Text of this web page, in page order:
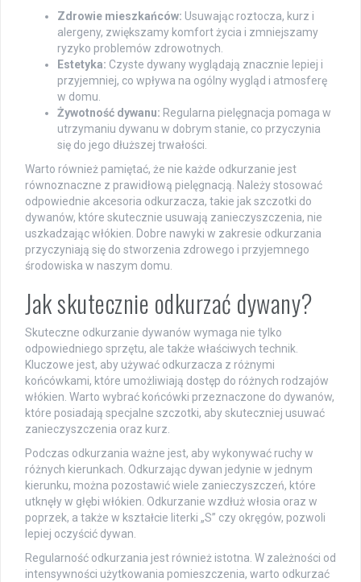
Zdrowie mieszkańców: Usuwając roztocza, kurz i
alergeny, zwiększamy komfort życia i zmniejszamy
ryzyko problemów zdrowotnych.
Estetyka: Czyste dywany wyglądają znacznie lepiej i
przyjemniej, co wpływa na ogólny wygląd i atmosferę
w domu.
Żywotność dywanu: Regularna pielęgnacja pomaga w
utrzymaniu dywanu w dobrym stanie, co przyczynia
się do jego dłuższej trwałości.
Warto również pamiętać, że nie każde odkurzanie jest
równoznaczne z prawidłową pielęgnacją. Należy stosować
odpowiednie akcesoria odkurzacza, takie jak szczotki do
dywanów, które skutecznie usuwają zanieczyszczenia, nie
uszkadzając włókien. Dobre nawyki w zakresie odkurzania
przyczyniają się do stworzenia zdrowego i przyjemnego
środowiska w naszym domu.
Jak skutecznie odkurzać dywany?
Skuteczne odkurzanie dywanów wymaga nie tylko
odpowiedniego sprzętu, ale także właściwych technik.
Kluczowe jest, aby używać odkurzacza z różnymi
końcówkami, które umożliwiają dostęp do różnych rodzajów
włókien. Warto wybrać końcówki przeznaczone do dywanów,
które posiadają specjalne szczotki, aby skuteczniej usuwać
zanieczyszczenia oraz kurz.
Podczas odkurzania ważne jest, aby wykonywać ruchy w
różnych kierunkach. Odkurzając dywan jedynie w jednym
kierunku, można pozostawić wiele zanieczyszczeń, które
utknęły w głębi włókien. Odkurzanie wzdłuż włosia oraz w
poprzek, a także w kształcie literki „S” czy okręgów, pozwoli
lepiej oczyścić dywan.
Regularność odkurzania jest również istotna. W zależności od
intensywności użytkowania pomieszczenia, warto odkurzać